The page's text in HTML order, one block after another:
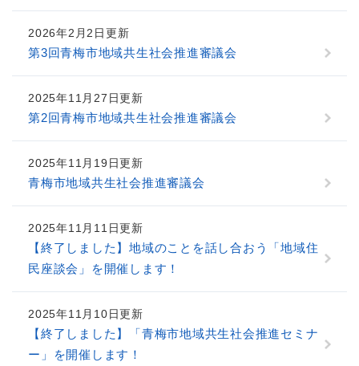
2026年2月2日更新
第3回青梅市地域共生社会推進審議会
2025年11月27日更新
第2回青梅市地域共生社会推進審議会
2025年11月19日更新
青梅市地域共生社会推進審議会
2025年11月11日更新
【終了しました】地域のことを話し合おう「地域住
民座談会」を開催します！
2025年11月10日更新
【終了しました】「青梅市地域共生社会推進セミナ
ー」を開催します！